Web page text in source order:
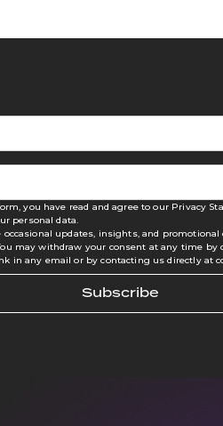
you have read and agree to our Privacy
personal data.
occasional updates, insights, and
may withdraw your consent at any time by
in any email or by contacting us directly at